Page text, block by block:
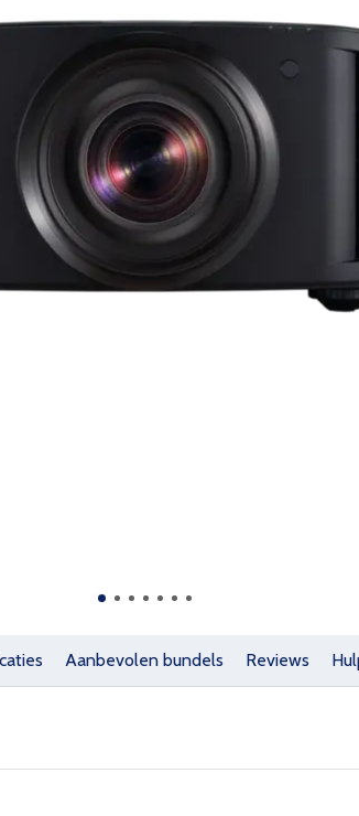
Aanbevolen bundels Reviews